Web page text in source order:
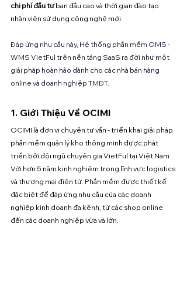
chi phí đầu tư ban đầu cao và thời gian đào tạo
nhân viên sử dụng công nghệ mới.
Đáp ứng nhu cầu này, Hệ thống phần mềm OMS -
WMS VietFul trên nền tảng SaaS ra đời như một
giải pháp hoàn hảo dành cho các nhà bán hàng
online và doanh nghiệp TMĐT.
1. Giới Thiệu Về OCIMI
OCIMI là đơn vị chuyên tư vấn - triển khai giải pháp
phần mềm quản lý kho thông minh được phát
triển bởi đội ngũ chuyên gia VietFul tại Việt Nam.
Với hơn 5 năm kinh nghiệm trong lĩnh vực logistics
và thương mại điện tử. Phần mềm được thiết kế
đặc biệt để đáp ứng nhu cầu của các doanh
nghiệp kinh doanh đa kênh, từ các shop online
đến các doanh nghiệp vừa và lớn.